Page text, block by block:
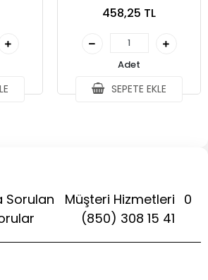
458,25 TL
Adet
SEPETE EKLE
Sorulan
Müşteri Hizmetleri 0
(850) 308 15 41